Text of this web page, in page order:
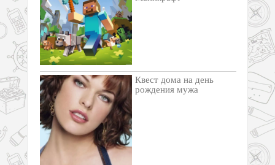
Квест дома на день
рождения мужа